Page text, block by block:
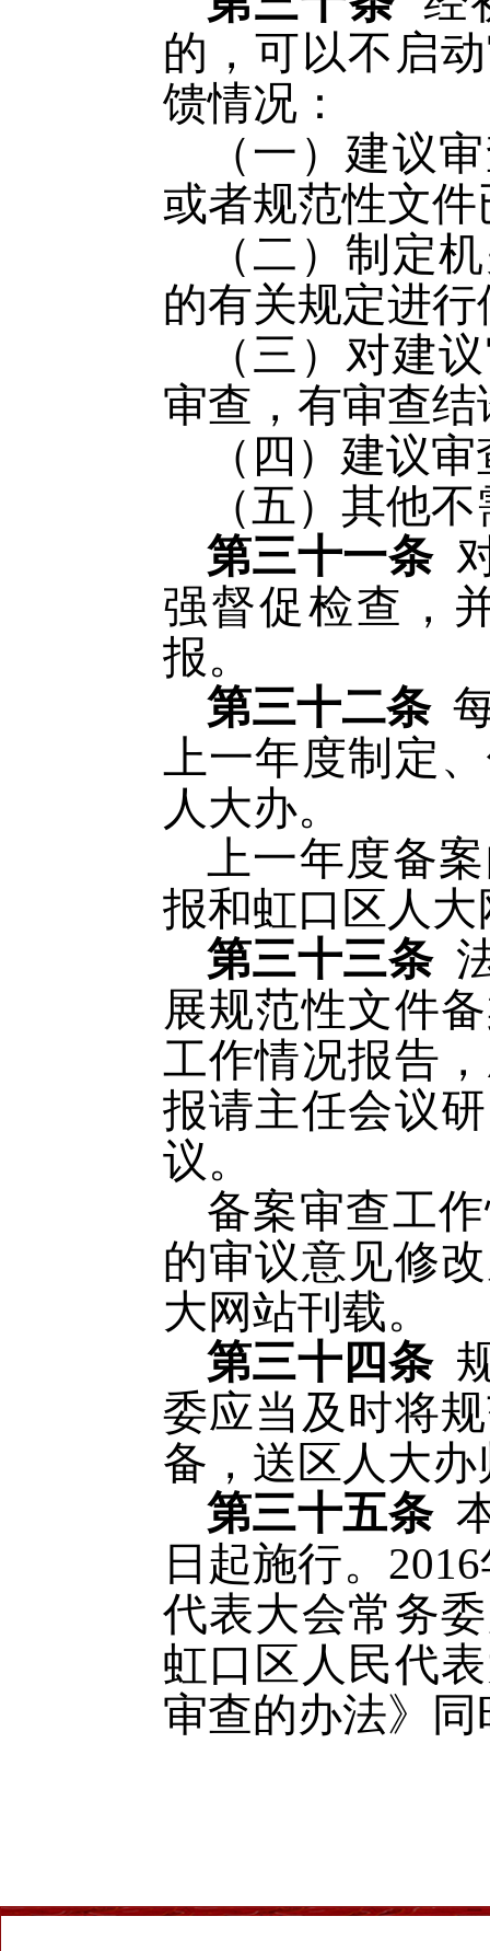
的，可以不启
馈情况：
（一）建议
或者规范性文
（二）制定
的有关规定进
（三）对建
审查，有审查
（四）建议
（五）其他
第三十一条
强督促检查，
报。
第三十二条
上一年度制定
人大办。
上一年度备
报和虹口区人
第三十三条
展规范性文件
工作情况报告
报请主任会议
议。
备案审查工
的审议意见修
大网站刊载。
第三十四条
委应当及时将
备，送区人大
第三十五条
日起施行。
代表大会常务
虹口区人民代
审查的办法》